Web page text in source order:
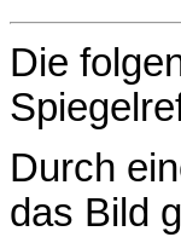
Die
Durch
das Bild